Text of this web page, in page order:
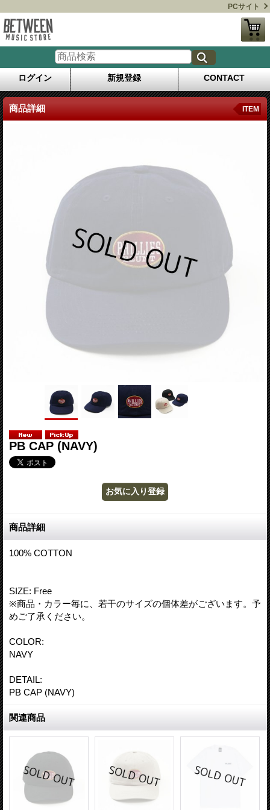
PCサイト
ログイン 新規登録 CONTACT
商品詳細 ITEM
PB CAP (NAVY)
商品詳細
100% COTTON
SIZE: Free
※商品・カラー毎に、若干のサイズの個体差がございます。予
めご了承ください。
COLOR:
NAVY
DETAIL:
PB CAP (NAVY)
関連商品